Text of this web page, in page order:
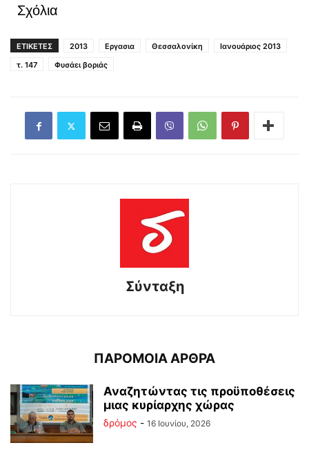
Σχόλια
ΕΤΙΚΕΤΕΣ 2013 Εργασια Θεσσαλονίκη
Ιανουάριος 2013
τ. 147
Φυσάει βοριάς
Σύνταξη
ΠΑΡΟΜΟΙΑ ΑΡΘΡΑ
Αναζητώντας τις προϋποθέσεις
μιας κυρίαρχης χώρας
δρόμος - 16 Ιουνίου, 2026